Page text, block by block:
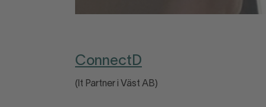
ConnectD
(It Partner i Väst AB)